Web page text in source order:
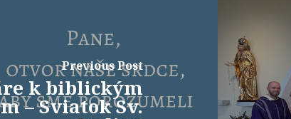
Previous Post
k biblickým
– Sviatok Sv.